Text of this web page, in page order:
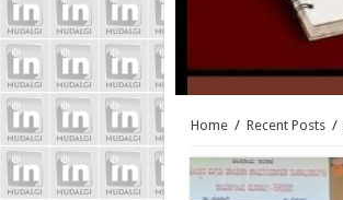
Home / Recent Posts /